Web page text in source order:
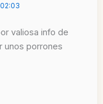
valiosa info de
unos porrones